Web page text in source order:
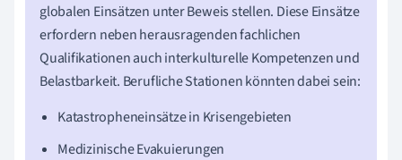
globalen Einsätzen unter Beweis stellen. Diese Einsätze
erfordern neben herausragenden fachlichen
Qualifikationen auch interkulturelle Kompetenzen und
Belastbarkeit. Berufliche Stationen könnten dabei sein:
Katastropheneinsätze in Krisengebieten
Medizinische Evakuierungen